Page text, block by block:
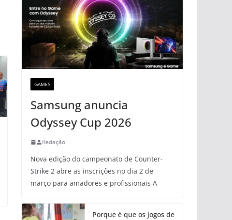
GAMES
Samsung anuncia
Odyssey Cup 2026
Redação
Nova edição do campeonato de Counter-
Strike 2 abre as inscrições no dia 2 de
março para amadores e profissionais A
Porque é que os jogos de